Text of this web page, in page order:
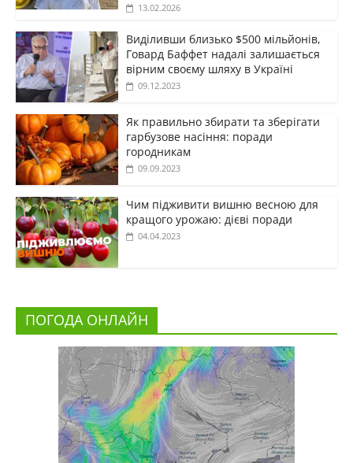
13.02.2026
Виділивши близько $500 мільйонів,
Говард Баффет надалі залишається
вірним своєму шляху в Україні
09.12.2023
Як правильно збирати та зберігати
гарбузове насіння: поради
городникам
09.09.2023
Чим підживити вишню весною для
кращого урожаю: дієві поради
04.04.2023
ПОГОДА ОНЛАЙН